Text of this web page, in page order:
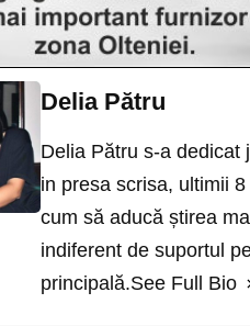
Delia Pătru
Delia Pătru s-a dedicat
in presa scrisa, ultimii
cum să aducă știrea
indiferent de suportul
principală.See Full Bio